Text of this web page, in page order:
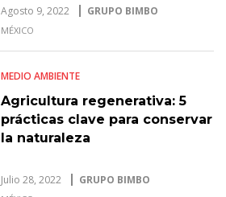
Agosto 9, 2022 GRUPO BIMBO
MÉXICO
MEDIO AMBIENTE
Agricultura regenerativa: 5
prácticas clave para conservar
la naturaleza
Julio 28, 2022 GRUPO BIMBO